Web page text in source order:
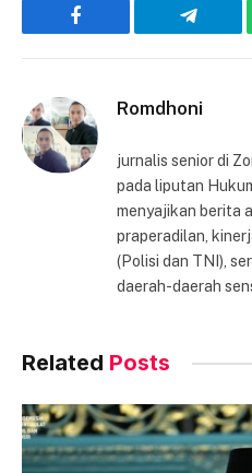
Facebook
Romdhoni
jurnalis senior di
pada liputan
menyajikan berita
praperadilan,
(Polisi dan TNI),
daerah-daerah
Related Posts